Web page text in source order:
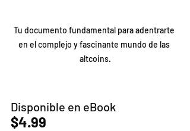
Tu documento fundamental para adentrarte
en el complejo y fascinante mundo de las
altcoins.
Disponible en eBook
$4.99